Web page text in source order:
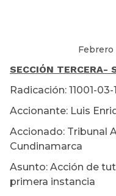
Febrero 15
SECCIÓN TERCERA-
Radicación: 11001-
Accionante: Luis
Accionado: Tribunal
Cundinamarca
Asunto: Acción de
primera instancia